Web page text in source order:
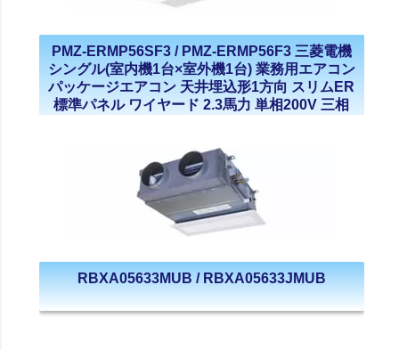
PMZ-ERMP56SF3 / PMZ-ERMP56F3 三菱電機
シングル(室内機1台×室外機1台) 業務用エアコン
パッケージエアコン 天井埋込形1方向 スリムER
標準パネル ワイヤード 2.3馬力 単相200V 三相
RBXA05633MUB / RBXA05633JMUB